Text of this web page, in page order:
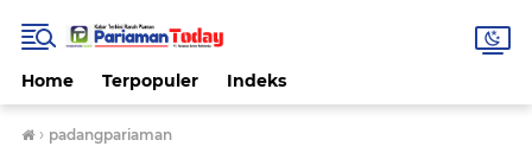
Home Terpopuler Indeks
› padangpariaman